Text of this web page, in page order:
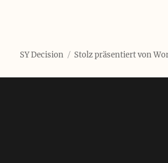
SY Decision Stolz präsentiert von